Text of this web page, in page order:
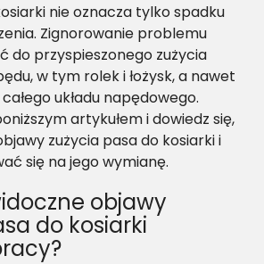
nie oznacza tylko spadku
Zignorowanie problemu
do przyspieszonego zużycia
w tym rolek i łożysk, a nawet
układu napędowego.
artykułem i dowiedz się,
zużycia pasa do kosiarki i
się na jego wymianę.
objawy
do kosiarki